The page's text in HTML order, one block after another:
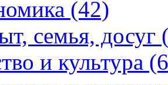
(42)
семья, досуг
и культура